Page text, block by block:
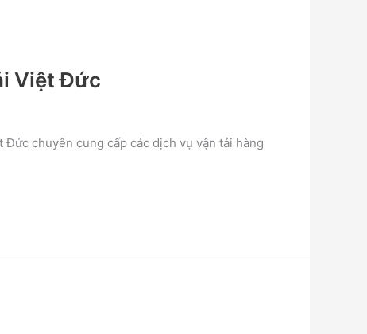
Việt Đức
Đức chuyên cung cấp các dịch vụ vận tải hàng